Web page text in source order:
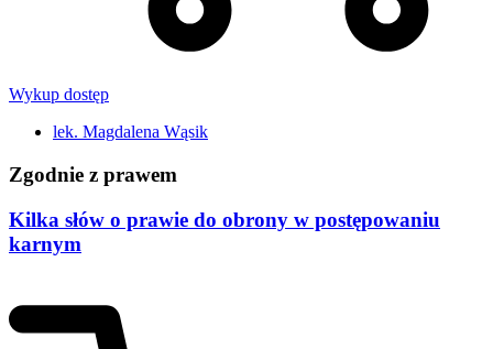
Wykup dostęp
lek. Magdalena Wąsik
Zgodnie z prawem
Kilka słów o prawie do obrony w postępowaniu
karnym